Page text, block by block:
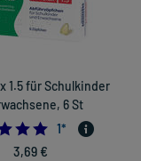
1.5 für Schulkinder
6 St
5.0
1*
3,69 €